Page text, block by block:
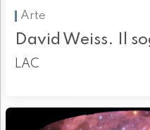
Arte
David Weiss. Il
LAC